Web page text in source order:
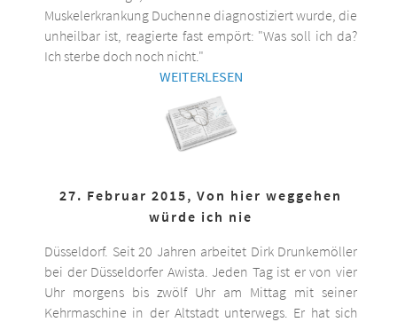
Muskelerkrankung Duchenne diagnostiziert wurde, die
unheilbar ist, reagierte fast empört: "Was soll ich da?
Ich sterbe doch noch nicht."
WEITERLESEN
27. Februar 2015, Von hier weggehen
würde ich nie
Düsseldorf. Seit 20 Jahren arbeitet Dirk Drunkemöller
bei der Düsseldorfer Awista. Jeden Tag ist er von vier
Uhr morgens bis zwölf Uhr am Mittag mit seiner
Kehrmaschine in der Altstadt unterwegs. Er hat sich